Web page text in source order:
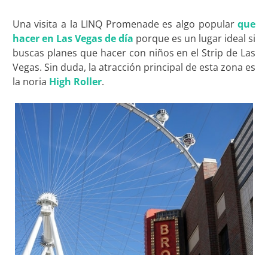
Una visita a la LINQ Promenade es algo popularque
hacer en Las Vegas de día porque es un lugar ideal si
buscas planes que hacer con niños en el Strip de Las
Vegas. Sin duda, la atracción principal de esta zona es
la noria High Roller.